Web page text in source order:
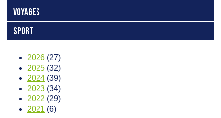
VOYAGES
SPORT
2026 (27)
2025 (32)
2024 (39)
2023 (34)
2022 (29)
2021 (6)